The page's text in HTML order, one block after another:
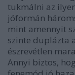
tukmálni az
jóformán
mint amennyit
szinte duplázta
észrevétlen
Annyi biztos,